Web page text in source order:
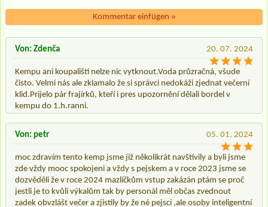
Kommentar einfügen »
20. 07. 2024
Von: Zdenča
Kempu ani koupališti nelze nic vytknout.Voda průzračná, všude
čisto. Velmi nás ale zklamalo že si správci nedokáži zjednat večerní
klid.Prijelo pár frajírků, kteří i pres upozornění dělali bordel v
kempu do 1.h.ranni.
05. 01. 2024
Von: petr
moc zdravím tento kemp jsme již několikrát navštívily a byli jsme
zde vždy mooc spokojeni a vždy s pejskem a v roce 2023 jsme se
dozvěděli že v roce 2024 mazlíčkům vstup zakázán ptám se proč
jestli je to kvůli výkalům tak by personál měl občas zvednout
zadek obvzlášt večer a zjistily by že né pejsci ,ale osoby inteligentní